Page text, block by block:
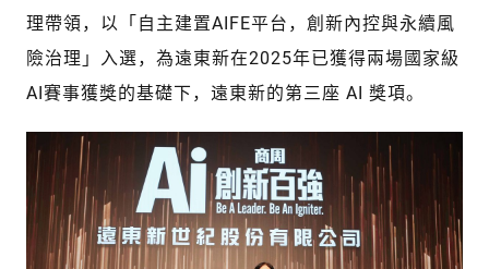
理帶領，以「自主建置AIFE平台，創新內控與永續風
險治理」入選，為遠東新在2025年已獲得兩場國家級
AI賽事獲獎的基礎下，遠東新的第三座 AI 獎項。